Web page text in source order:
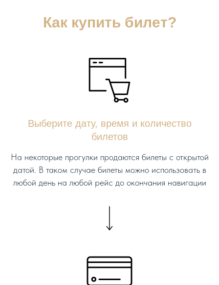
Как купить билет?
Выберите дату, время и количество
билетов
На некоторые прогулки продаются билеты с открытой
датой. В таком случае билеты можно использовать в
любой день на любой рейс до окончания навигации